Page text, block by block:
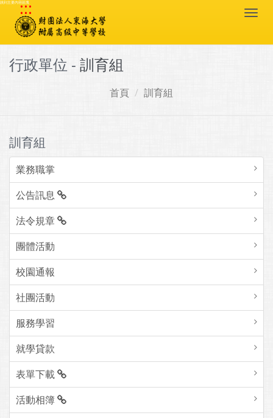
跳到主要內容區塊
:::
行政單位 - 訓育組
首頁 訓育組
訓育組
業務職掌
公告訊息
法令規章
團體活動
校園通報
社團活動
服務學習
就學貸款
表單下載
活動相簿